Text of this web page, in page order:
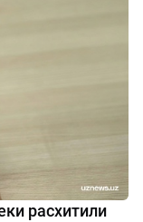
расхитили